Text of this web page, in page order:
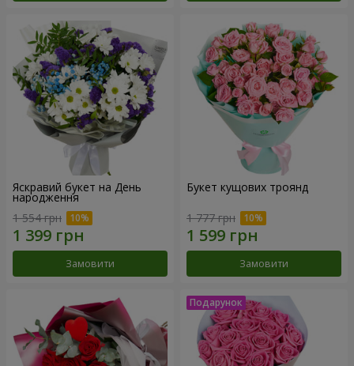
Яскравий букет на День
народження
1 554 грн
Замовити
Букет кущових троянд
1 777 грн
Замовити